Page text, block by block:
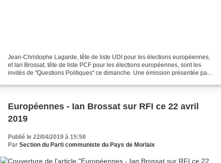
Jean-Christophe Lagarde, tête de liste UDI pour les élections européennes,
et Ian Brossat, tête de liste PCF pour les élections européennes, sont les
invités de "Questions Politiques" ce dimanche. Une émission présentée par
Européennes - Ian Brossat sur RFI ce 22 avril
2019
Publié le 22/04/2019 à 15:58
Par Section du Parti communiste du Pays de Morlaix